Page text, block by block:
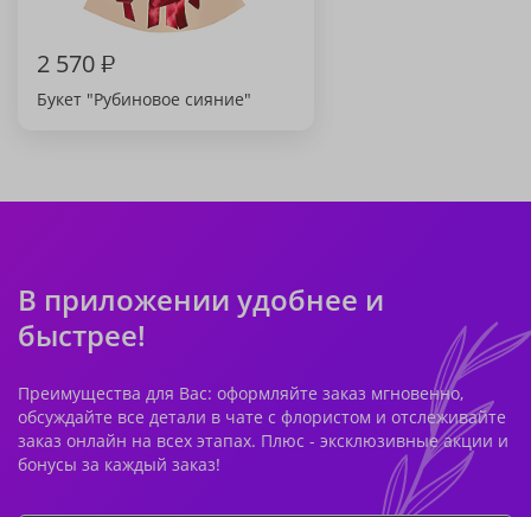
2 570₽
Букет "Рубиновое сияние"
В приложении удобнее и
быстрее!
Преимущества для Вас: оформляйте заказ мгновенно,
обсуждайте все детали в чате с флористом и отслеживайте
заказ онлайн на всех этапах. Плюс - эксклюзивные акции и
бонусы за каждый заказ!